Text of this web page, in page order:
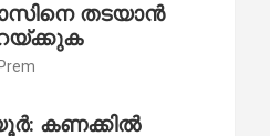
തടയാൻ
Prem
കണക്കിൽ